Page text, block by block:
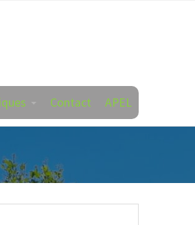
Contact APEL